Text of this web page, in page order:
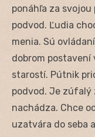
ponáhľa za svojou
podvod. Ľudia
menia. Sú
dobrom postavení
starostí. Pútnik
podvod. Je zúfalý
nachádza. Chce
uzatvára do seba